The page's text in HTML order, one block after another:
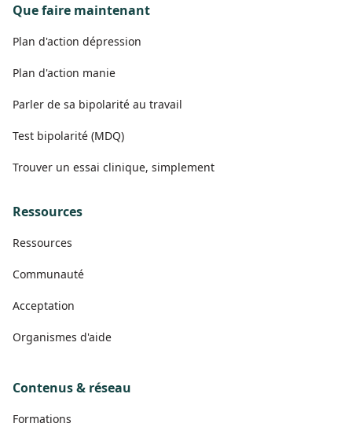
Que faire maintenant
Plan d'action dépression
Plan d'action manie
Parler de sa bipolarité au travail
Test bipolarité (MDQ)
Trouver un essai clinique, simplement
Ressources
Ressources
Communauté
Acceptation
Organismes d'aide
Contenus & réseau
Formations